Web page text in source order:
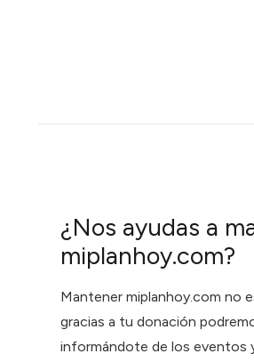
¿Nos ayudas a
miplanhoy.com?
Mantener miplanhoy.com no
gracias a tu donación
informándote de los eventos